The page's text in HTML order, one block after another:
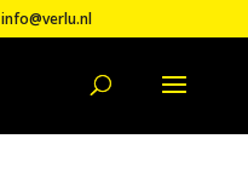
info@verlu.nl